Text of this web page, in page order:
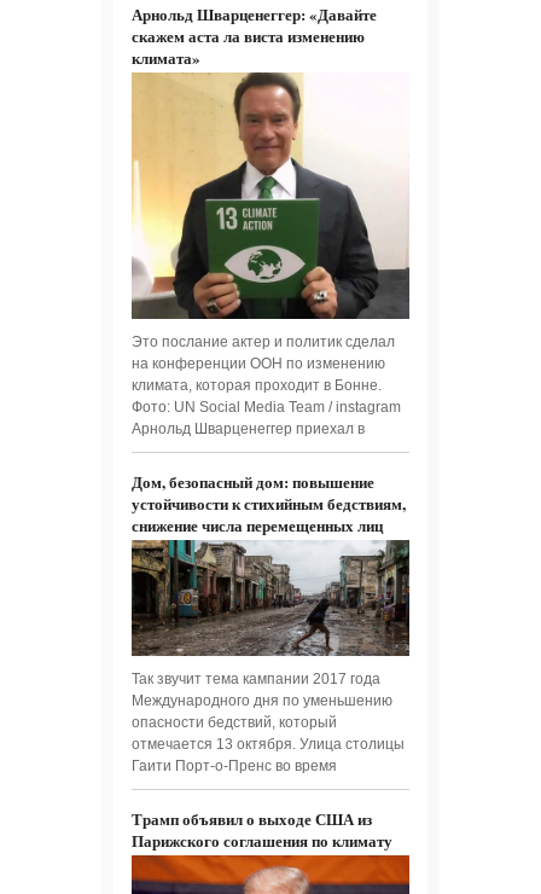
Арнольд Шварценеггер: «Давайте
скажем аста ла виста изменению
климата»
Это послание актер и политик сделал
на конференции ООН по изменению
климата, которая проходит в Бонне.
Фото: UN Social Media Team / instagram
Арнольд Шварценеггер приехал в
Дом, безопасный дом: повышение
устойчивости к стихийным бедствиям,
снижение числа перемещенных лиц
Так звучит тема кампании 2017 года
Международного дня по уменьшению
опасности бедствий, который
отмечается 13 октября. Улица столицы
Гаити Порт-о-Пренс во время
Трамп объявил о выходе США из
Парижского соглашения по климату